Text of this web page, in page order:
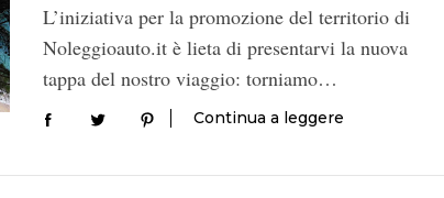
L’iniziativa per la promozione del territorio di
Noleggioauto.it è lieta di presentarvi la nuova
tappa del nostro viaggio: torniamo…
Continua a leggere